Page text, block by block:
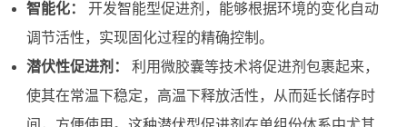
智能化：
开发智能型促进剂，能够根据环境的变化自动
调节活性，实现固化过程的精确控制。
潜伏性促进剂：
利用微胶囊等技术将促进剂包裹起来，
使其在常温下稳定，高温下释放活性，从而延长储存时